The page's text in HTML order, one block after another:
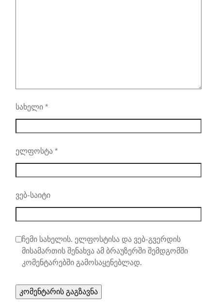
სახელი *
ელფოსტა *
ვებ-საიტი
ჩემი სახელის. ელფოსტისა და ვებ-გვერდის
მისამართის შენახვა ამ ბრაუზერში შემდგომში
კომენტარებში გამოსაყენებლად.